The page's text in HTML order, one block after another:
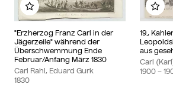
"Erzherzog Franz Carl in der
Jägerzeile" während der
Überschwemmung Ende
Februar/Anfang März 1830
Carl Rahl, Eduard Gurk
1830
Zu meinem Album hinzufügen
19.,
aus
Carl
1900 –
Zu